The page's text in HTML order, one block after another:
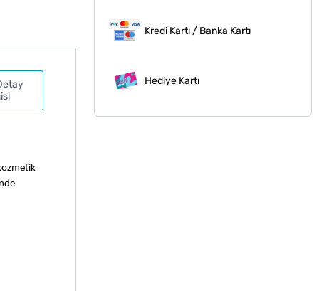
Kredi Kartı / Banka Kartı
Hediye Kartı